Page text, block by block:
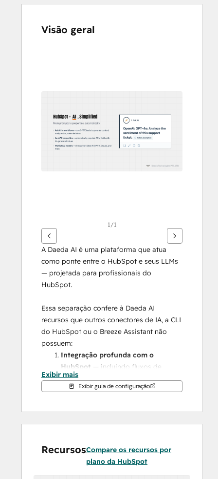
Visão geral
itens
1/1
A Daeda AI é uma plataforma que atua
como ponte entre o HubSpot e seus LLMs
— projetada para profissionais do
HubSpot.
Essa separação confere à Daeda AI
recursos que outros conectores de IA, a CLI
do HubSpot ou o Breeze Assistant não
possuem:
Integração profunda com o
HubSpot — incluindo fluxos de
trabalho, pontuação de leads e
relatórios.
alterações criadas por IA — seu LLM
nunca acessa diretamente o
de gravação”, que são revisados por
você e executados pela plataforma
Exibir mais
Exibir guia de configuração
RecursosCompare os recursos por
plano da HubSpot